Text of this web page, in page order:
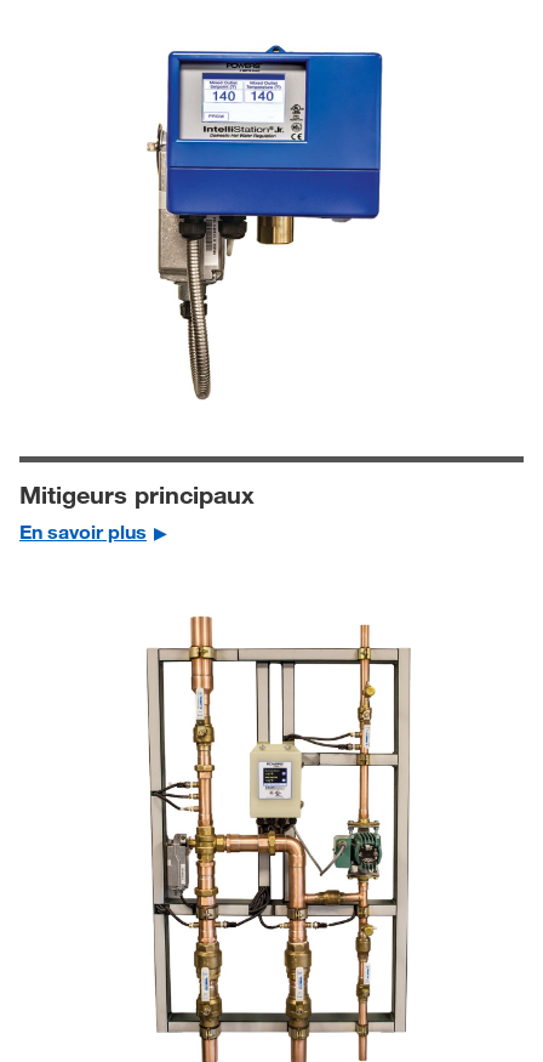
Mitigeurs principaux
En savoir plus